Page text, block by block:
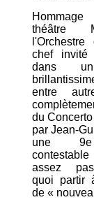
théâtre
chef invité
dans un
entre
du
par Jean-
une 9e
contestable
assez
quoi partir
de «